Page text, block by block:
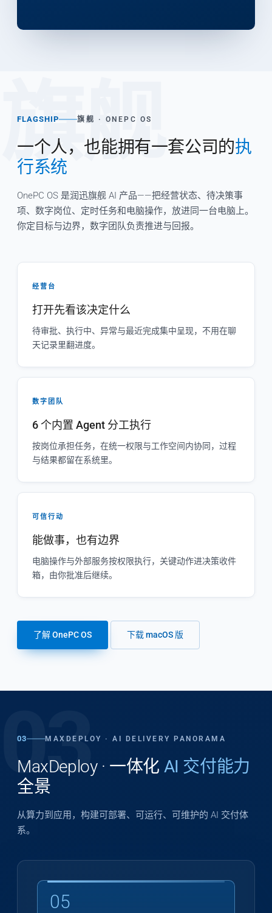
旗舰
FLAGSHIP 旗舰 · ONEPC OS
一个人，也能拥有一套公司的执
行系统
OnePC OS 是润迅旗舰 AI 产品——把经营状态、待决策事
项、数字岗位、定时任务和电脑操作，放进同一台电脑上。
你定目标与边界，数字团队负责推进与回报。
经营台
打开先看该决定什么
待审批、执行中、异常与最近完成集中呈现，不用在聊
天记录里翻进度。
数字团队
6 个内置 Agent 分工执行
按岗位承担任务，在统一权限与工作空间内协同，过程
与结果都留在系统里。
可信行动
能做事，也有边界
电脑操作与外部服务按权限执行，关键动作进决策收件
箱，由你批准后继续。
了解 OnePC OS 下载 macOS 版
03
03 MAXDEPLOY · AI DELIVERY PANORAMA
MaxDeploy · 一体化 AI 交付能力
全景
从算力到应用，构建可部署、可运行、可维护的 AI 交付体
系。
05